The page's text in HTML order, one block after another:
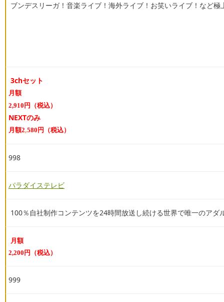
ブンデスリーガ！音楽ライブ！海外ライブ！お笑いライブ！など極
3chセット
月額
2,910円（税込）
NEXTのみ
月額2,580円（税込）
998
パラダイステレビ
100％自社制作コンテンツを24時間放送し続ける世界で唯一のアダ
月額
2,200円（税込）
999